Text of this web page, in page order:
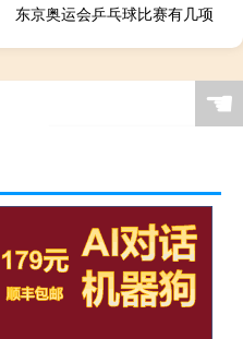
东京奥运会乒乓球比赛有几项
2016奥运会柔道项目有几个
单板滑雪需要准备什么 ☚